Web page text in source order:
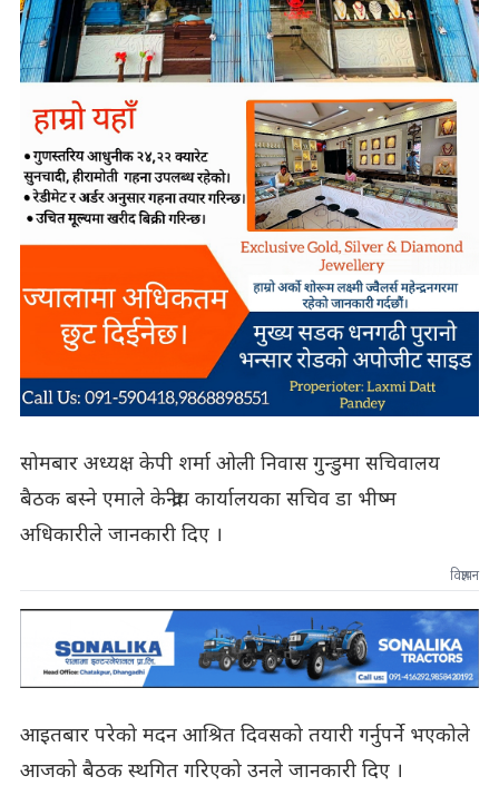
सोमबार अध्यक्ष केपी शर्मा ओली निवास गुन्डुमा सचिवालय
बैठक बस्ने एमाले केन्द्रीय कार्यालयका सचिव डा भीष्म
अधिकारीले जानकारी दिए ।
विज्ञापन
आइतबार परेको मदन आश्रित दिवसको तयारी गर्नुपर्ने भएकोले
आजको बैठक स्थगित गरिएको उनले जानकारी दिए ।